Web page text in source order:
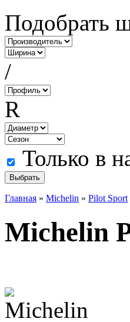
Подобрать
/
R
Только в
Главная » Michelin » Pilot Sport
Michelin